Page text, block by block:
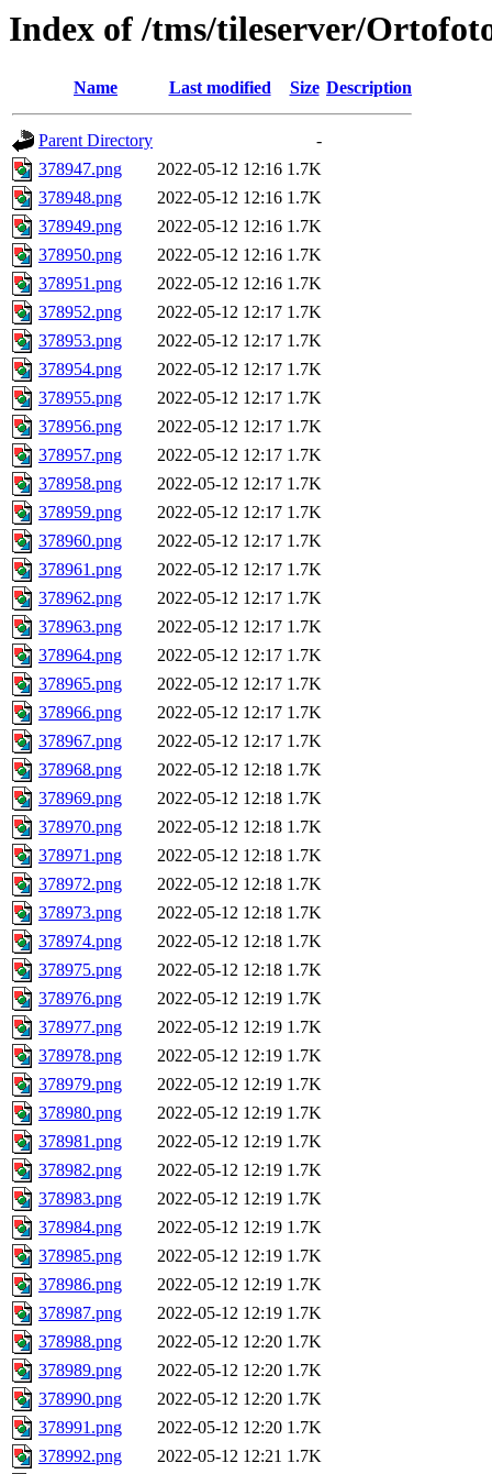
Index of /tms/tileserver/
Name Last modified Size Description
Parent Directory
-
378947.png
2022-05-12 12:16 1.7K
378948.png
2022-05-12 12:16 1.7K
378949.png
2022-05-12 12:16 1.7K
378950.png
2022-05-12 12:16 1.7K
378951.png
2022-05-12 12:16 1.7K
378952.png
2022-05-12 12:17 1.7K
378953.png
2022-05-12 12:17 1.7K
378954.png
2022-05-12 12:17 1.7K
378955.png
2022-05-12 12:17 1.7K
378956.png
2022-05-12 12:17 1.7K
378957.png
2022-05-12 12:17 1.7K
378958.png
2022-05-12 12:17 1.7K
378959.png
2022-05-12 12:17 1.7K
378960.png
2022-05-12 12:17 1.7K
378961.png
2022-05-12 12:17 1.7K
378962.png
2022-05-12 12:17 1.7K
378963.png
2022-05-12 12:17 1.7K
378964.png
2022-05-12 12:17 1.7K
378965.png
2022-05-12 12:17 1.7K
378966.png
2022-05-12 12:17 1.7K
378967.png
2022-05-12 12:17 1.7K
378968.png
2022-05-12 12:18 1.7K
378969.png
2022-05-12 12:18 1.7K
378970.png
2022-05-12 12:18 1.7K
378971.png
2022-05-12 12:18 1.7K
378972.png
2022-05-12 12:18 1.7K
378973.png
2022-05-12 12:18 1.7K
378974.png
2022-05-12 12:18 1.7K
378975.png
2022-05-12 12:18 1.7K
378976.png
2022-05-12 12:19 1.7K
378977.png
2022-05-12 12:19 1.7K
378978.png
2022-05-12 12:19 1.7K
378979.png
2022-05-12 12:19 1.7K
378980.png
2022-05-12 12:19 1.7K
378981.png
2022-05-12 12:19 1.7K
378982.png
2022-05-12 12:19 1.7K
378983.png
2022-05-12 12:19 1.7K
378984.png
2022-05-12 12:19 1.7K
378985.png
2022-05-12 12:19 1.7K
378986.png
2022-05-12 12:19 1.7K
378987.png
2022-05-12 12:19 1.7K
378988.png
2022-05-12 12:20 1.7K
378989.png
2022-05-12 12:20 1.7K
378990.png
2022-05-12 12:20 1.7K
378991.png
2022-05-12 12:20 1.7K
378992.png
2022-05-12 12:21 1.7K